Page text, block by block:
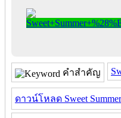
คำสำคัญ
ดาวน์โหลด Sweet Summer